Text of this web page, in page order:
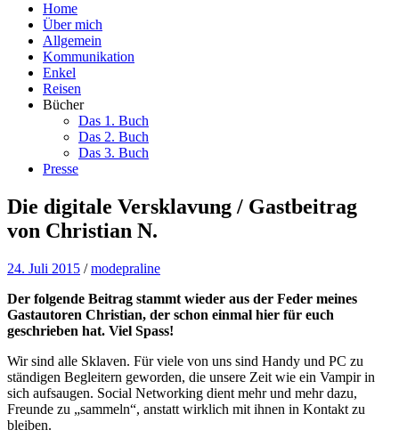
Home
Über mich
Allgemein
Kommunikation
Enkel
Reisen
Bücher
Das 1. Buch
Das 2. Buch
Das 3. Buch
Presse
Die digitale Versklavung / Gastbeitrag
von Christian N.
24. Juli 2015 /modepraline
Der folgende Beitrag stammt wieder aus der Feder meines
Gastautoren Christian, der schon einmal hier für euch
geschrieben hat. Viel Spass!
Wir sind alle Sklaven. Für viele von uns sind Handy und PC zu
ständigen Begleitern geworden, die unsere Zeit wie ein Vampir in
sich aufsaugen. Social Networking dient mehr und mehr dazu,
Freunde zu „sammeln“, anstatt wirklich mit ihnen in Kontakt zu
bleiben.